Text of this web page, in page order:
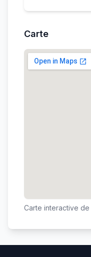
Carte
Carte interactive de